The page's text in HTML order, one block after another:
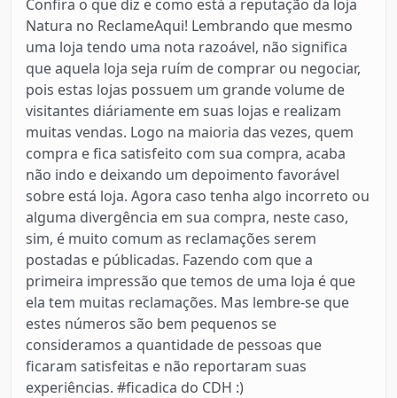
Confira o que diz e como está a reputação da loja
Natura no ReclameAqui! Lembrando que mesmo
uma loja tendo uma nota razoável, não significa
que aquela loja seja ruím de comprar ou negociar,
pois estas lojas possuem um grande volume de
visitantes diáriamente em suas lojas e realizam
muitas vendas. Logo na maioria das vezes, quem
compra e fica satisfeito com sua compra, acaba
não indo e deixando um depoimento favorável
sobre está loja. Agora caso tenha algo incorreto ou
alguma divergência em sua compra, neste caso,
sim, é muito comum as reclamações serem
postadas e públicadas. Fazendo com que a
primeira impressão que temos de uma loja é que
ela tem muitas reclamações. Mas lembre-se que
estes números são bem pequenos se
consideramos a quantidade de pessoas que
ficaram satisfeitas e não reportaram suas
experiências. #ficadica do CDH :)